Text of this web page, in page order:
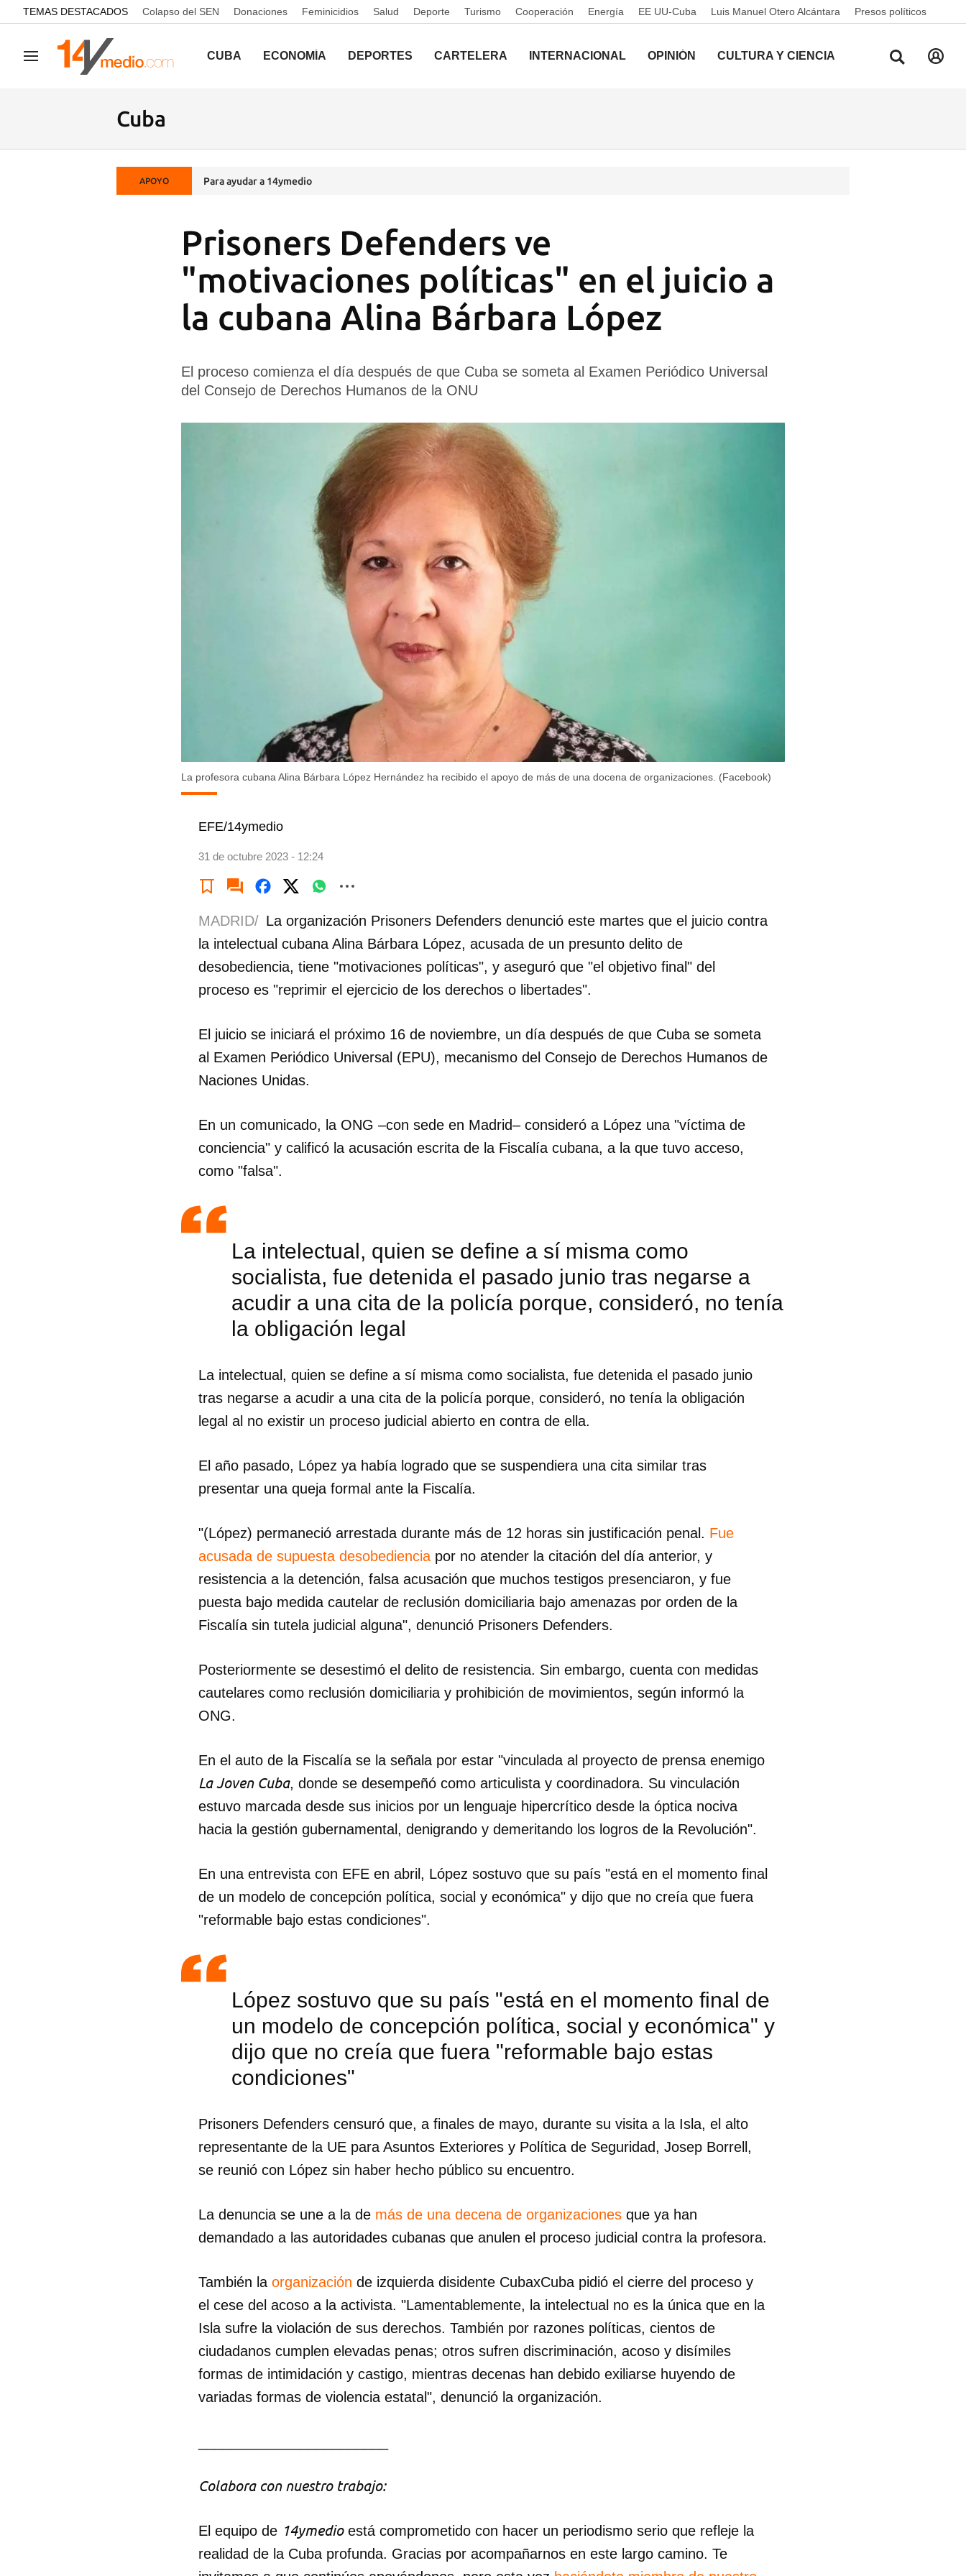
common.go-to-content
TEMAS DESTACADOS Colapso del SEN Donaciones Feminicidios Salud Deporte Turismo Cooperación Energía EE UU-Cuba Luis Manuel Otero Alcántara Presos políticos
Navegación CUBA ECONOMÍA DEPORTES CARTELERA INTERNACIONAL OPINIÓN CULTURA Y CIENCIA
Cuba
APOYO Para ayudar a 14ymedio
Prisoners Defenders ve
"motivaciones políticas" en el juicio a
la cubana Alina Bárbara López
El proceso comienza el día después de que Cuba se someta al Examen Periódico Universal
del Consejo de Derechos Humanos de la ONU
La profesora cubana Alina Bárbara López Hernández ha recibido el apoyo de más de una docena de organizaciones. (Facebook)
EFE/14ymedio
31 de octubre 2023 - 12:24
Guardar como favorito
Para poder guardar como favorito, primero has de iniciar sesión con tu
cuenta de 14ymedio.
MADRID/ La organización Prisoners Defenders denunció este martes que el juicio contra
la intelectual cubana Alina Bárbara López, acusada de un presunto delito de
desobediencia, tiene "motivaciones políticas", y aseguró que "el objetivo final" del
proceso es "reprimir el ejercicio de los derechos o libertades".
El juicio se iniciará el próximo 16 de noviembre, un día después de que Cuba se someta
al Examen Periódico Universal (EPU), mecanismo del Consejo de Derechos Humanos de
Naciones Unidas.
En un comunicado, la ONG –con sede en Madrid– consideró a López una "víctima de
conciencia" y calificó la acusación escrita de la Fiscalía cubana, a la que tuvo acceso,
como "falsa".
La intelectual, quien se define a sí misma como
socialista, fue detenida el pasado junio tras negarse a
acudir a una cita de la policía porque, consideró, no tenía
la obligación legal
La intelectual, quien se define a sí misma como socialista, fue detenida el pasado junio
tras negarse a acudir a una cita de la policía porque, consideró, no tenía la obligación
legal al no existir un proceso judicial abierto en contra de ella.
El año pasado, López ya había logrado que se suspendiera una cita similar tras
presentar una queja formal ante la Fiscalía.
"(López) permaneció arrestada durante más de 12 horas sin justificación penal. Fue
acusada de supuesta desobediencia por no atender la citación del día anterior, y
resistencia a la detención, falsa acusación que muchos testigos presenciaron, y fue
puesta bajo medida cautelar de reclusión domiciliaria bajo amenazas por orden de la
Fiscalía sin tutela judicial alguna", denunció Prisoners Defenders.
Posteriormente se desestimó el delito de resistencia. Sin embargo, cuenta con medidas
cautelares como reclusión domiciliaria y prohibición de movimientos, según informó la
ONG.
En el auto de la Fiscalía se la señala por estar "vinculada al proyecto de prensa enemigo
La Joven Cuba, donde se desempeñó como articulista y coordinadora. Su vinculación
estuvo marcada desde sus inicios por un lenguaje hipercrítico desde la óptica nociva
hacia la gestión gubernamental, denigrando y demeritando los logros de la Revolución".
En una entrevista con EFE en abril, López sostuvo que su país "está en el momento final
de un modelo de concepción política, social y económica" y dijo que no creía que fuera
"reformable bajo estas condiciones".
López sostuvo que su país "está en el momento final de
un modelo de concepción política, social y económica" y
dijo que no creía que fuera "reformable bajo estas
condiciones"
Prisoners Defenders censuró que, a finales de mayo, durante su visita a la Isla, el alto
representante de la UE para Asuntos Exteriores y Política de Seguridad, Josep Borrell,
se reunió con López sin haber hecho público su encuentro.
La denuncia se une a la de más de una decena de organizaciones que ya han
demandado a las autoridades cubanas que anulen el proceso judicial contra la profesora.
También la organización de izquierda disidente CubaxCuba pidió el cierre del proceso y
el cese del acoso a la activista. "Lamentablemente, la intelectual no es la única que en la
Isla sufre la violación de sus derechos. También por razones políticas, cientos de
ciudadanos cumplen elevadas penas; otros sufren discriminación, acoso y disímiles
formas de intimidación y castigo, mientras decenas han debido exiliarse huyendo de
variadas formas de violencia estatal", denunció la organización.
Colabora con nuestro trabajo:
El equipo de 14ymedioestá comprometido con hacer un periodismo serio que refleje la
realidad de la Cuba profunda. Gracias por acompañarnos en este largo camino. Te